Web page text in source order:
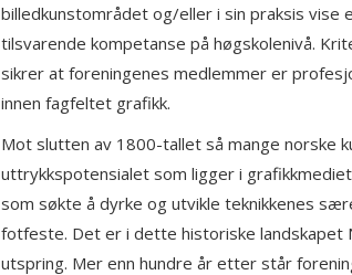
billedkunstområdet og/eller i sin praksis vise
tilsvarende kompetanse på høgskolenivå.
sikrer at foreningenes medlemmer er
innen fagfeltet grafikk.
Mot slutten av 1800-tallet så mange norske
uttrykkspotensialet som ligger i
som søkte å dyrke og utvikle teknikkenes
fotfeste. Det er i dette historiske landskapet
utspring. Mer enn hundre år etter står